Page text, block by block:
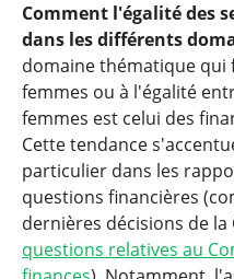
Comment l'égalité des
dans les différents
domaine thématique qui
femmes ou à l'égalité
femmes est celui des
Cette tendance
particulier dans les
questions financières
dernières décisions de la
questions relatives au